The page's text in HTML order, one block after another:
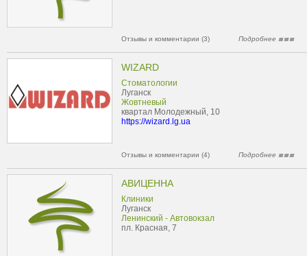
Отзывы и комментарии (3) Подробнее
WIZARD
Стоматологии
Луганск
Жовтневый
квартал Молодежный, 10
https://wizard.lg.ua
Отзывы и комментарии (4) Подробнее
АВИЦЕННА
Клиники
Луганск
Ленинский - Автовокзал
пл. Красная, 7